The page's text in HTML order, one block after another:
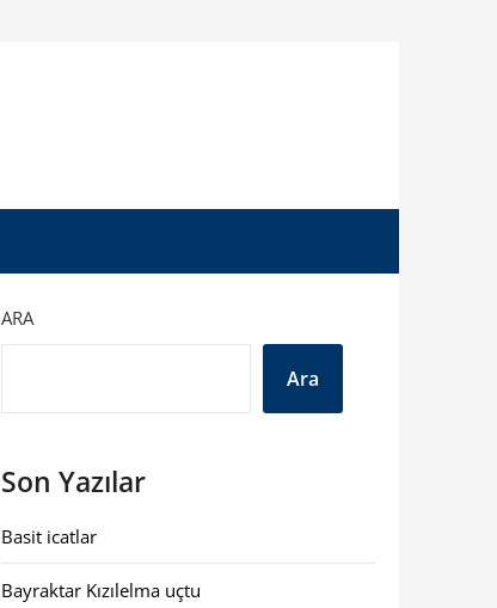
ARA
Ara
Son Yazılar
Basit icatlar
Bayraktar Kızılelma uçtu